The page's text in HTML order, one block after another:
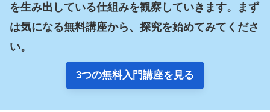
を生み出している仕組みを観察していきます。まず
は気になる無料講座から、探究を始めてみてくださ
い。
3つの無料入門講座を見る